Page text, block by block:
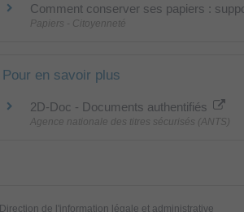
Comment conserver ses papiers :
Papiers - Citoyenneté
Pour en savoir plus
2D-Doc - Documents authentifiés
Agence nationale des titres sécurisés (ANTS)
Direction de l'information légale et administrative